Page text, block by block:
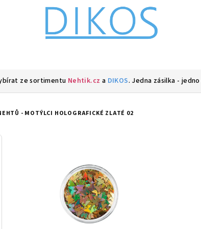
ze sortimentu Nehtik.cz a DIKOS. Jedna zásilka -
- MOTÝLCI HOLOGRAFICKÉ ZLATÉ 02